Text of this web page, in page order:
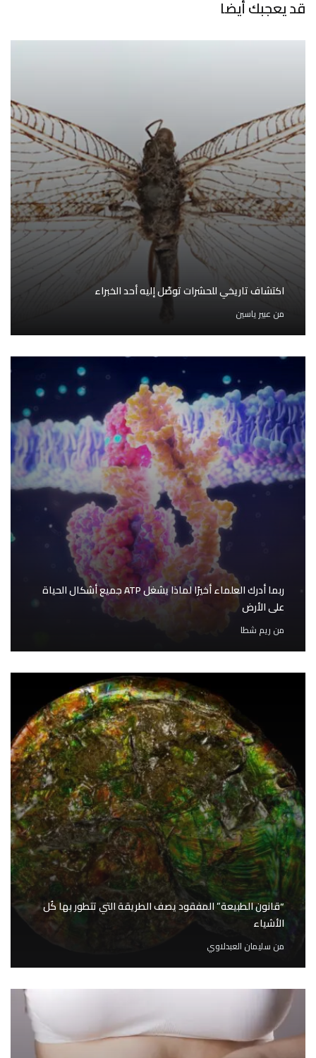
قد يعجبك أيضا
اكتشاف تاريخي للحشرات توصّل إليه أحد الخبراء
من عبير ياسين
ربما أدرك العلماء أخيرًا لماذا يشغل ATP جميع أشكال الحياة
على الأرض
من ريم شطا
“قانون الطبيعة” المفقود يصف الطريقة التي تتطور بها كُل
الأشياء
من سليمان العبدلاوي